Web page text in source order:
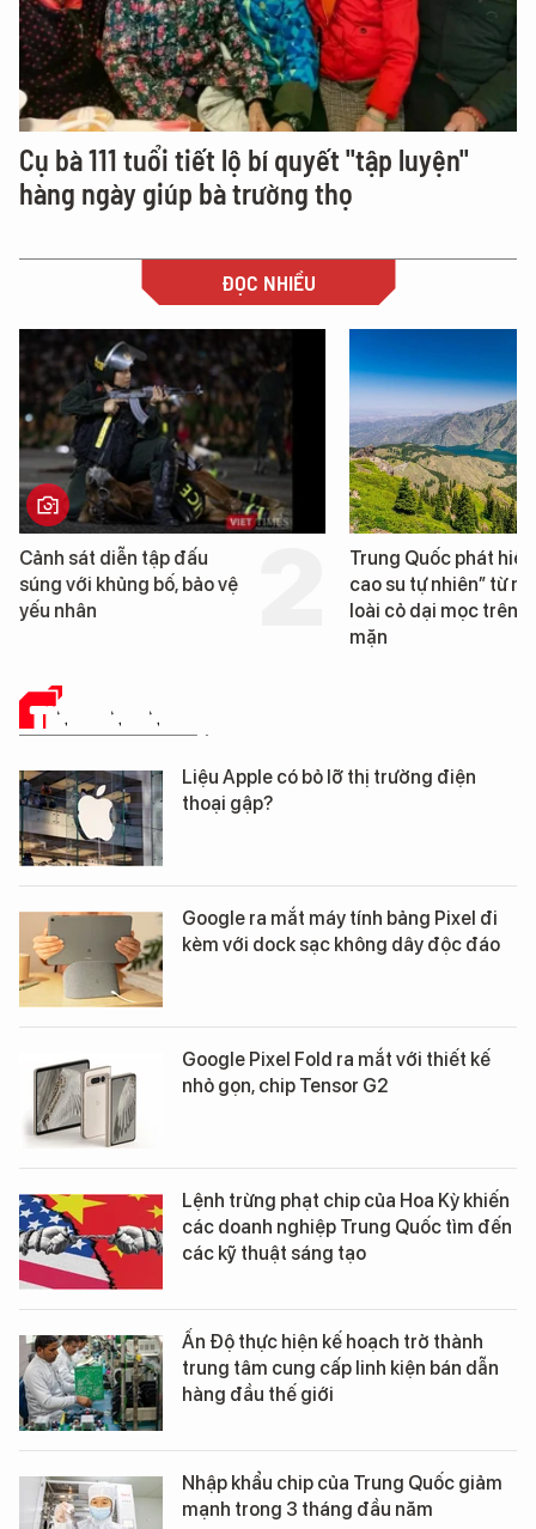
Cụ bà 111 tuổi tiết lộ bí quyết "tập luyện"
hàng ngày giúp bà trường thọ
ĐỌC NHIỀU
Cảnh sát diễn tập đấu
súng với khủng bố, bảo vệ
yếu nhân
Trung Quốc phát hiện
cao su tự nhiên” từ
loài cỏ dại mọc trên
mặn
TIN CÔNG NGHỆ
Liệu Apple có bỏ lỡ thị trường điện
thoại gập?
Google ra mắt máy tính bảng Pixel đi
kèm với dock sạc không dây độc đáo
Google Pixel Fold ra mắt với thiết kế
nhỏ gọn, chip Tensor G2
Lệnh trừng phạt chip của Hoa Kỳ khiến
các doanh nghiệp Trung Quốc tìm đến
các kỹ thuật sáng tạo
Ấn Độ thực hiện kế hoạch trở thành
trung tâm cung cấp linh kiện bán dẫn
hàng đầu thế giới
Nhập khẩu chip của Trung Quốc giảm
mạnh trong 3 tháng đầu năm